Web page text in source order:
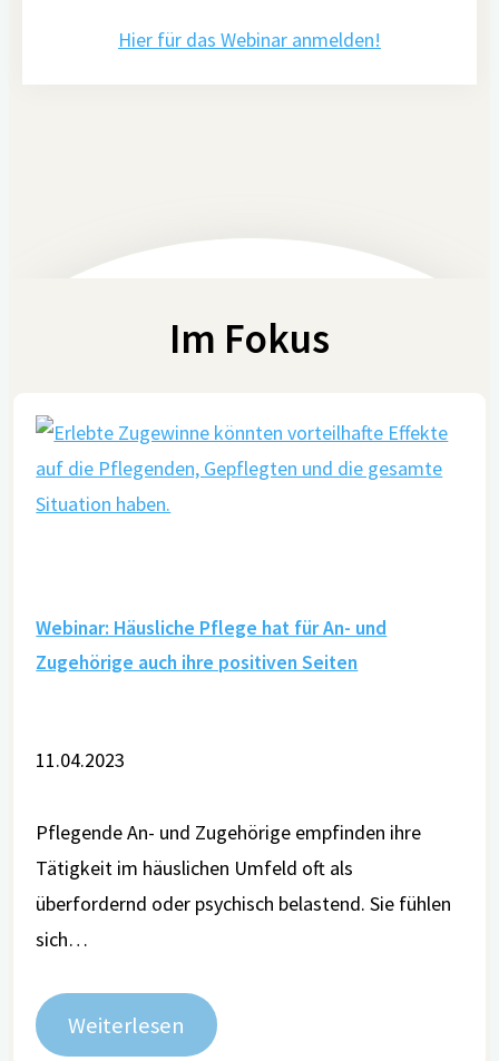
Hier für das Webinar anmelden!
Im Fokus
Webinar: Häusliche Pflege hat für An- und
Zugehörige auch ihre positiven Seiten
11.04.2023
Pflegende An- und Zugehörige empfinden ihre
Tätigkeit im häuslichen Umfeld oft als
überfordernd oder psychisch belastend. Sie fühlen
sich…
Weiterlesen